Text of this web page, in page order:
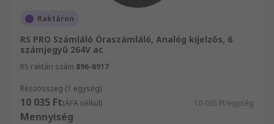
Raktáron
RS PRO Számláló Óraszámláló, Analóg kijelzős, 6
számjegyű 264V ac
RS raktári szám 896-6917
Részösszeg (1 egység)
10 035 Ft(ÁFA nélkül) 10 035 Ft/egység
Mennyiség